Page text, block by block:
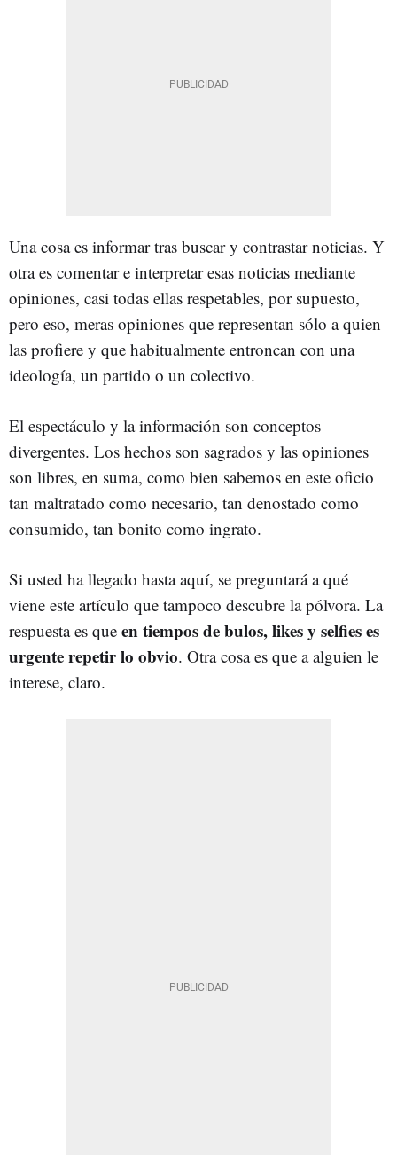
Una cosa es informar tras buscar y contrastar noticias. Y
otra es comentar e interpretar esas noticias mediante
opiniones, casi todas ellas respetables, por supuesto,
pero eso, meras opiniones que representan sólo a quien
las profiere y que habitualmente entroncan con una
ideología, un partido o un colectivo.
El espectáculo y la información son conceptos
divergentes. Los hechos son sagrados y las opiniones
son libres, en suma, como bien sabemos en este oficio
tan maltratado como necesario, tan denostado como
consumido, tan bonito como ingrato.
Si usted ha llegado hasta aquí, se preguntará a qué
viene este artículo que tampoco descubre la pólvora. La
respuesta es que en tiempos de bulos, likes y selfies es
urgente repetir lo obvio. Otra cosa es que a alguien le
interese, claro.